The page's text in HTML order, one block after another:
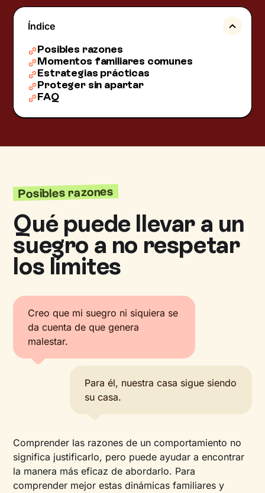
Índice
Posibles razones
Momentos familiares comunes
Estrategias prácticas
Proteger sin apartar
FAQ
Posibles razones
Qué puede llevar a un
suegro a no respetar
los límites
Creo que mi suegro ni siquiera se
da cuenta de que genera
malestar.
Para él, nuestra casa sigue siendo
su casa.
Comprender las razones de un comportamiento no
significa justificarlo, pero puede ayudar a encontrar
la manera más eficaz de abordarlo. Para
comprender mejor estas dinámicas familiares y